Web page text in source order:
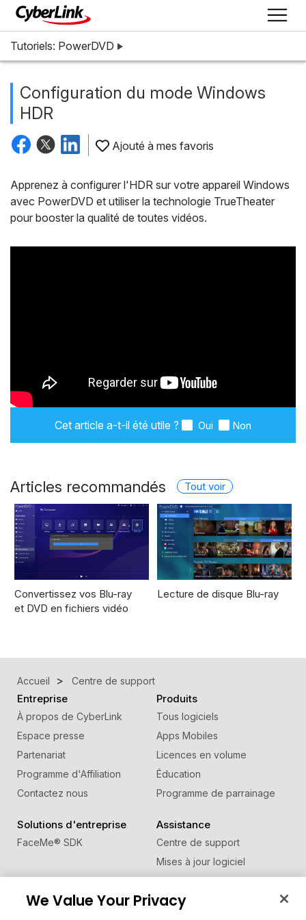
Tutoriels: PowerDVD
Configuration du mode Windows
HDR
Ajouté à mes favoris
Apprenez à configurer l'HDR sur votre appareil Windows
avec PowerDVD et utiliser la technologie TrueTheater
pour booster la qualité de toutes vidéos.
Cet article a-t-il été utile ? Oui Non
Articles recommandés Tout voir
Convertissez vos Blu-ray
et DVD en fichiers vidéo
Lecture de disque Blu-ray
Accueil Centre de support
Entreprise
À propos de CyberLink
Espace presse
Partenariat
Programme d'Affiliation
Contactez nous
Produits
Tous logiciels
Apps Mobiles
Licences en volume
Éducation
Programme de parrainage
Solutions d'entreprise
FaceMe® SDK
Assistance
Centre de support
Mises à jour logiciel
Centre d'apprentissage
Changer de région
We Value Your Privacy